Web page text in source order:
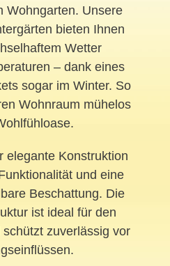
Wohngarten. Unsere
bieten Ihnen
Wetter
– dank eines
sogar im Winter. So
Wohnraum mühelos
elegante Konstruktion
und eine
Beschattung. Die
ist ideal für den
zuverlässig vor